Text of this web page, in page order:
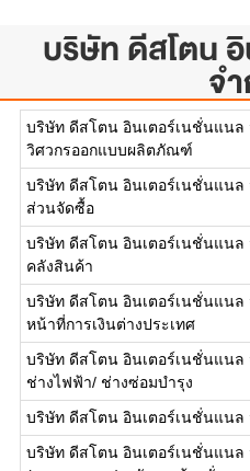
บริษัท ดีสโตน
จ
บริษัท ดีสโตน อินเตอร์เนชั่นแนล
วิศวกรออกแบบผลิตภัณฑ์
บริษัท ดีสโตน อินเตอร์เนชั่นแนล
ส่วนจัดซื้อ
บริษัท ดีสโตน อินเตอร์เนชั่นแนล
คลังสินค้า
บริษัท ดีสโตน อินเตอร์เนชั่นแนล
หน้าที่การเงินต่างประเทศ
บริษัท ดีสโตน อินเตอร์เนชั่นแนล
ช่างไฟฟ้า/ ช่างซ่อมบำรุง
บริษัท ดีสโตน อินเตอร์เนชั่นแนล
บริษัท ดีสโตน อินเตอร์เนชั่นแนล